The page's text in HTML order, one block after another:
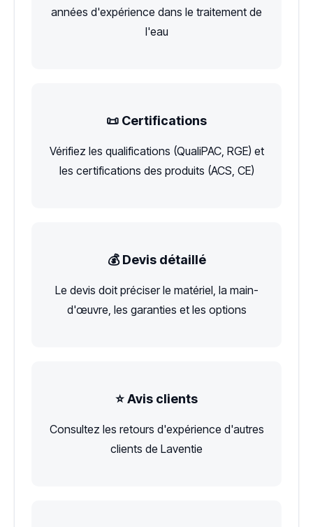
années d'expérience dans le traitement de
l'eau
📜 Certifications
Vérifiez les qualifications (QualiPAC, RGE) et
les certifications des produits (ACS, CE)
💰 Devis détaillé
Le devis doit préciser le matériel, la main-
d'œuvre, les garanties et les options
⭐ Avis clients
Consultez les retours d'expérience d'autres
clients de Laventie